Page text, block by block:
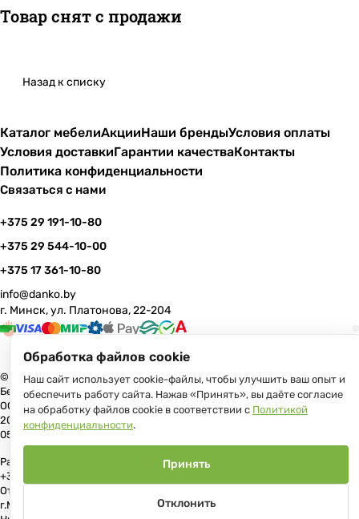
Товар снят с продажи
Назад к списку
Каталог мебелиАкцииНаши брендыУсловия оплаты
Условия доставкиГарантии качестваКонтакты
Политика конфиденциальности
Связаться с нами
+375 29 191-10-80
+375 29 544-10-00
+375 17 361-10-80
info@danko.by
г. Минск, ул. Платонова, 22-204
© 2026 Данко Бай: качественная мебель с оперативной доставкой по
Беларуси
ООО «Гранд Парк», юр.адрес: 220005, Минск, ул. Платонова, 22, пом.
204 В торговом реестре с 17 июля 2013 г. Регистрация №191081534,
05.11.2008, Мингорисполком.
Рассмотрение обращений потребителей, телефон +375 (17) 361-10-80,
+375 (29) 191-10-80, +375 (29) 544-10-00, e-mail: info@danko.by
Отдел торговли и услуг Администрации Первомайского района
г.Минска: тел. +375(17)215-14-65, Начальник отдела: Жакович Юлия
Обработка файлов cookie
Наш сайт использует cookie-файлы, чтобы улучшить ваш опыт и
обеспечить работу сайта. Нажав «Принять», вы даёте согласие
на обработку файлов cookie в соответствии с Политикой
конфиденциальности.
Отклонить
Принять